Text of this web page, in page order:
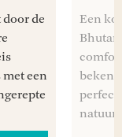
de
een
Een